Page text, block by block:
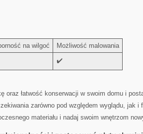
na wilgoć
Możliwość malowania
✔️
oraz łatwość konserwacji w swoim⁤ domu i
zarówno pod względem wyglądu, jak​
materiału i nadaj swoim wnętrzom